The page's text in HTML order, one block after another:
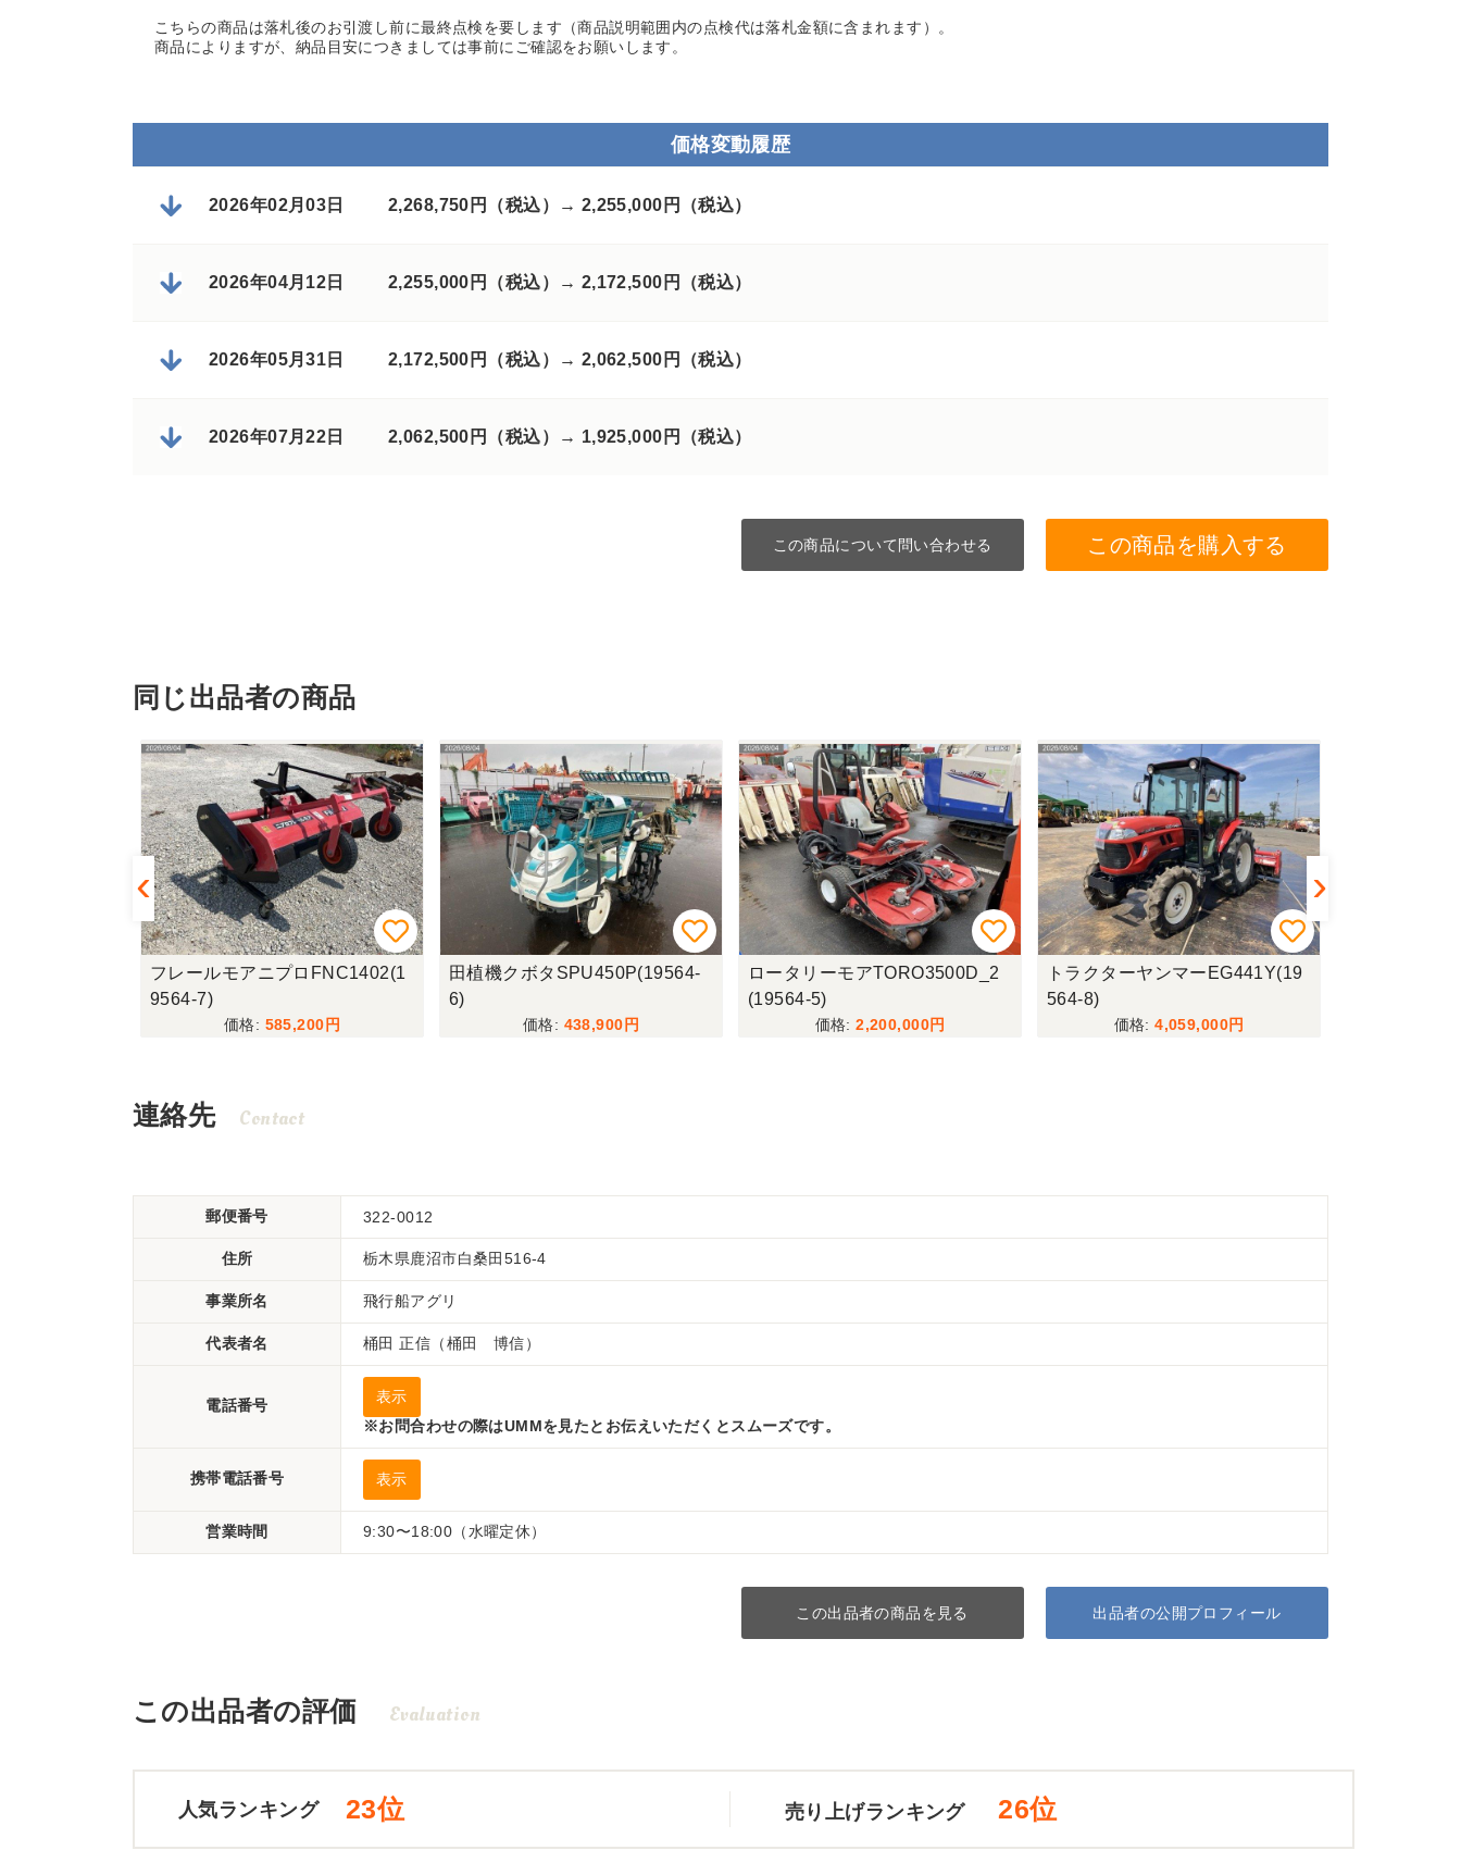
こちらの商品は落札後のお引渡し前に最終点検を要します（商品説明範囲内の点検代は落札金額に含まれます）。
商品によりますが、納品目安につきましては事前にご確認をお願いします。
価格変動履歴
2026年02月03日 2,268,750円（税込）→ 2,255,000円（税込）
2026年04月12日 2,255,000円（税込）→ 2,172,500円（税込）
2026年05月31日 2,172,500円（税込）→ 2,062,500円（税込）
2026年07月22日 2,062,500円（税込）→ 1,925,000円（税込）
この商品について問い合わせる この商品を購入する
同じ出品者の商品
フレールモアニプロFNC1402(1
9564-7)
585,200
田植機クボタSPU450P(19564-
6)
438,900
ロータリーモアTORO3500D_2
(19564-5)
2,200,000
トラクターヤンマーEG441Y(19
564-8)
4,059,000
連絡先 Contact
郵便番号 322-0012
住所 栃木県鹿沼市白桑田516-4
事業所名 飛行船アグリ
代表者名 桶田 正信（桶田 博信）
電話番号
表示
※お問合わせの際はUMMを見たとお伝えいただくとスムーズです。
携帯電話番号 表示
営業時間 9:30〜18:00（水曜定休）
この出品者の商品を見る 出品者の公開プロフィール
この出品者の評価 Evaluation
人気ランキング 23位 売り上げランキング 26位